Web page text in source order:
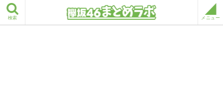
検索 メニュー